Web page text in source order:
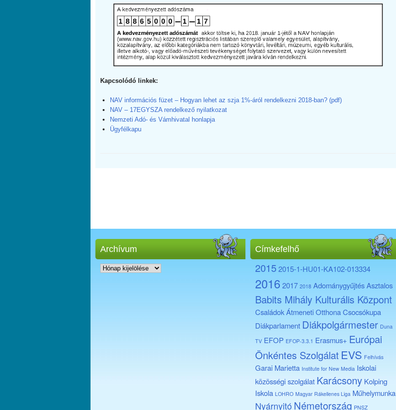
Kapcsolódó linkek:
NAV információs füzet – Hogyan lehet az szja 1%-áról rendelkezni 2018-ban? (pdf)
NAV – 17EGYSZA rendelkező nyilatkozat
Nemzeti Adó- és Vámhivatal honlapja
Ügyfélkapu
Archívum
Archívum
Címkefelhő
20152015-1-HU01-KA102-013334
2016 2017 2018 AdománygyűjtésAsztalos
Babits Mihály Kulturális Központ
Családok Átmeneti OtthonaCsocsókupa
Diákparlament Diákpolgármester Duna
TV EFOP EFOP-3.3.1 Erasmus+ Európai
Önkéntes Szolgálat EVS Felhívás
Garai Marietta Institute for New Media Iskolai
közösségi szolgálat Karácsony Kolping
Iskola LOHRO Magyar Rákellenes Liga Műhelymunka
Nyárnyitó Németország PNSZ